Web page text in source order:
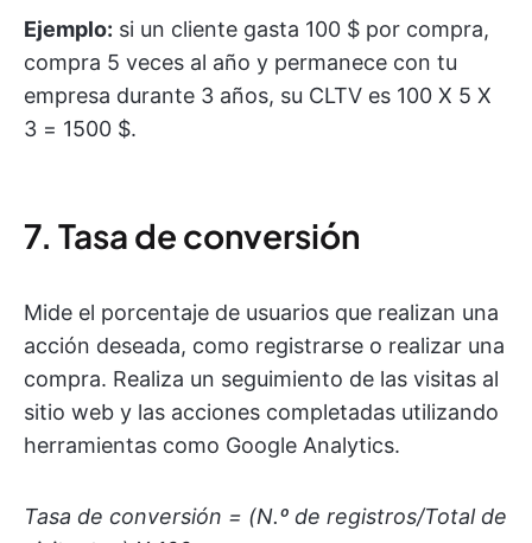
Ejemplo: si un cliente gasta 100 $ por compra,
compra 5 veces al año y permanece con tu
empresa durante 3 años, su CLTV es 100 X 5 X
3 = 1500 $.
7. Tasa de conversión
Mide el porcentaje de usuarios que realizan una
acción deseada, como registrarse o realizar una
compra. Realiza un seguimiento de las visitas al
sitio web y las acciones completadas utilizando
herramientas como Google Analytics.
Tasa de conversión = (N.º de registros/Total de